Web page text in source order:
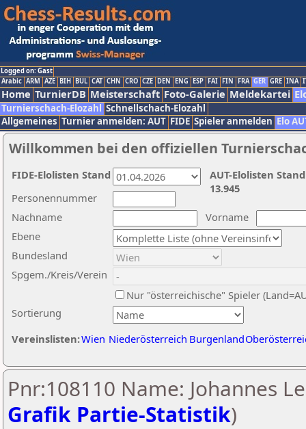
Logged on: Gast
Arabic ARM AZE BIH BUL CAT CHN CRO CZE DEN ENG ESP FAI FIN FRA GER GRE INA
Home TurnierDB Meisterschaft Foto-Galerie Meldekartei
Turnierschach-Elozahl Schnellschach-Elozahl
Allgemeines Turnier anmelden: AUT FIDE Spieler anmelden Elo
Willkommen bei den offiziellen
Nachname
Vorname
Ebene
Sortierung
Personennummer
Bundesland
Spgem./Kreis/Verein
Nur "österreichische" Spieler
Vereinslisten:Wien Niederösterreich Burgenland
AUT-Elolisten
13.945
FIDE-Elolisten Stand
Pnr:108110 Name: Johannes
Grafik Partie-Statistik)